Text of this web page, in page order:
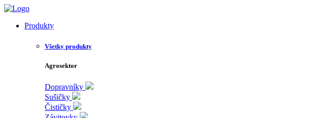
Skip
Produkty
Všetky produkty
Agrosektor
Dopravníky
Sušičky
Čističky